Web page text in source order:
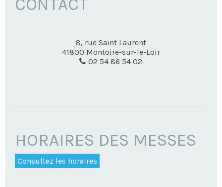
CONTACT
8, rue Saint Laurent
41800 Montoire-sur-le-Loir
02 54 86 54 02
HORAIRES DES MESSES
Consultez les horaires